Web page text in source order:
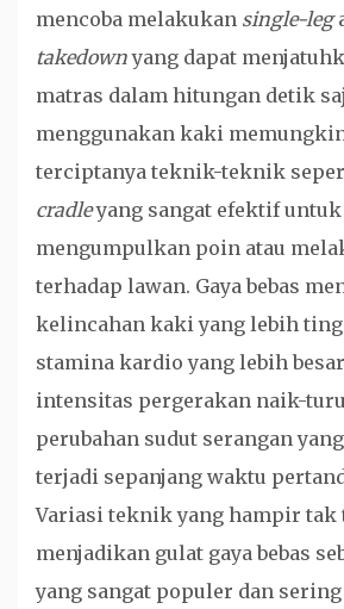
mencoba melakukan single-leg
takedownyang dapat
matras dalam hitungan detik
menggunakan kaki
terciptanya teknik-teknik
cradleyang sangat efektif untuk
mengumpulkan poin atau
terhadap lawan. Gaya bebas
kelincahan kaki yang lebih
stamina kardio yang lebih
intensitas pergerakan naik-
perubahan sudut serangan
terjadi sepanjang waktu
Variasi teknik yang hampir tak
menjadikan gulat gaya bebas
yang sangat populer dan